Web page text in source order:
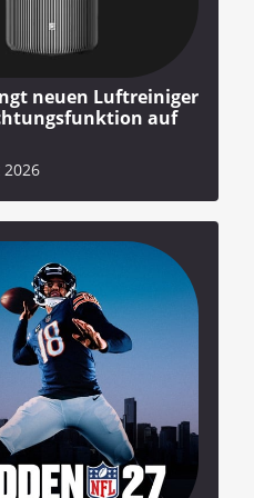
neuen Luftreiniger
auf